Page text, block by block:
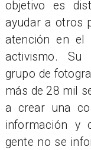
objetivo es
ayudar a otros
atención en el
activismo. Su
grupo de
más de 28 mil
a crear una
información y
gente no se